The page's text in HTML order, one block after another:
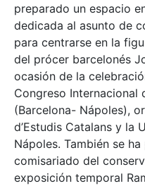
preparado un espacio
dedicada al asunto de
para centrarse en la
del prócer barcelonés
ocasión de la
Congreso Internacional
(Barcelona- Nápoles),
d’Estudis Catalans y la
Nápoles. También se
comisariado del
exposición temporal